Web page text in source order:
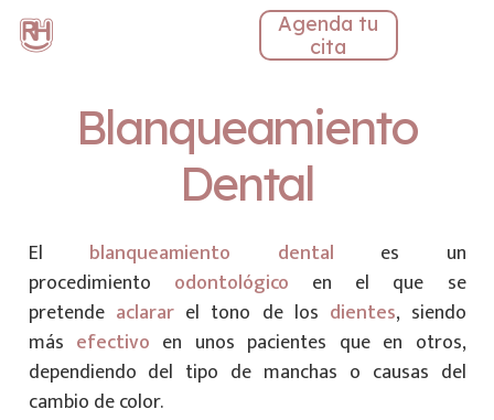
Agenda tu
cita
Blanqueamiento
Dental
El blanqueamiento dental es un
procedimiento odontológico en el que se
pretende aclarar el tono de los dientes, siendo
más efectivo en unos pacientes que en otros,
dependiendo del tipo de manchas o causas del
cambio de color.